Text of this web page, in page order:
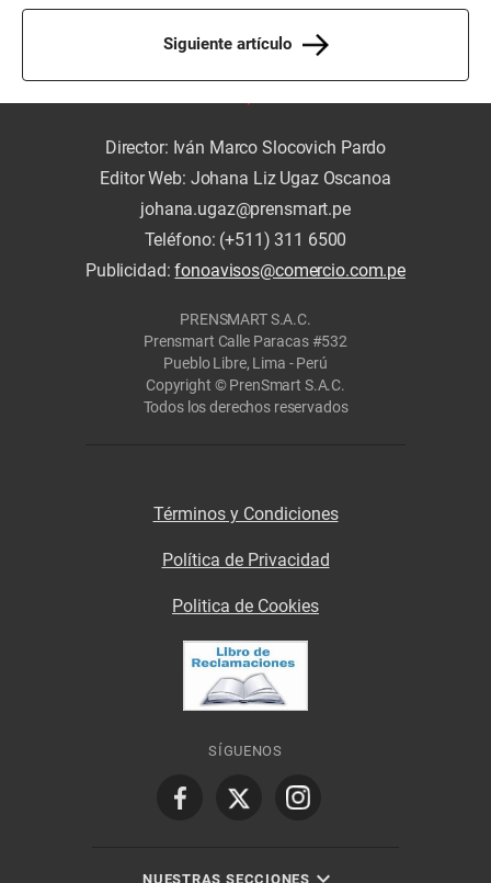
Siguiente artículo
Director: Iván Marco Slocovich Pardo
Editor Web: Johana Liz Ugaz Oscanoa
johana.ugaz@prensmart.pe
Teléfono: (+511) 311 6500
Publicidad:fonoavisos@comercio.com.pe
PRENSMART S.A.C.
Prensmart Calle Paracas #532
Pueblo Libre, Lima - Perú
Copyright © PrenSmart S.A.C.
Todos los derechos reservados
Términos y Condiciones
Política de Privacidad
Politica de Cookies
SÍGUENOS
NUESTRAS SECCIONES